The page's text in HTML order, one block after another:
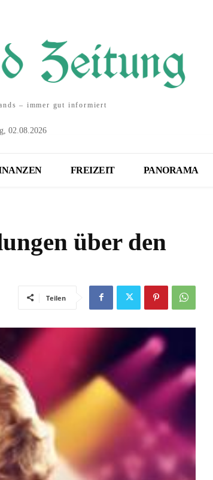
– immer gut informiert
02.08.2026
FREIZEIT PANORAMA
über den
Teilen